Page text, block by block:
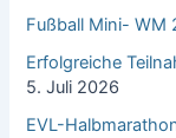
h
:
Fußball Mini- WM
Erfolgreiche
5. Juli 2026
EVL-